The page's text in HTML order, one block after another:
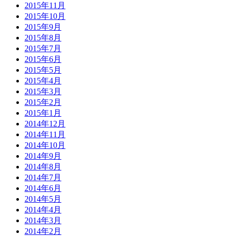
2015年11月
2015年10月
2015年9月
2015年8月
2015年7月
2015年6月
2015年5月
2015年4月
2015年3月
2015年2月
2015年1月
2014年12月
2014年11月
2014年10月
2014年9月
2014年8月
2014年7月
2014年6月
2014年5月
2014年4月
2014年3月
2014年2月